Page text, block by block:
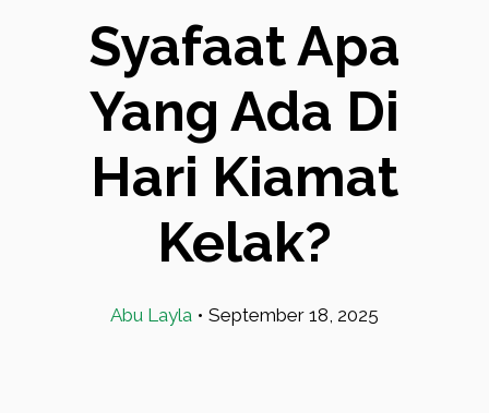
Syafaat Apa
Yang Ada Di
Hari Kiamat
Kelak?
Abu Layla • September 18, 2025